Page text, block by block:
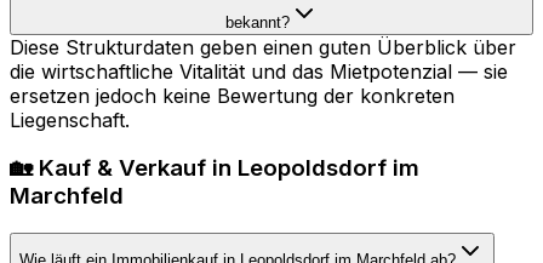
bekannt?
Diese Strukturdaten geben einen guten Überblick über
die wirtschaftliche Vitalität und das Mietpotenzial — sie
ersetzen jedoch keine Bewertung der konkreten
Liegenschaft.
🏡 Kauf & Verkauf in Leopoldsdorf im
Marchfeld